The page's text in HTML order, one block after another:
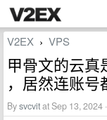
V2EX › VPS
甲骨文的云真
，居然连账号
Bysvcvitat Sep 13, 2024